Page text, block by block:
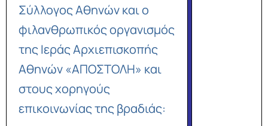
Σύλλογος Αθηνών και ο
φιλανθρωπικός οργανισμός
της Ιεράς Αρχιεπισκοπής
Αθηνών «ΑΠΟΣΤΟΛΗ» και
στους χορηγούς
επικοινωνίας της βραδιάς: